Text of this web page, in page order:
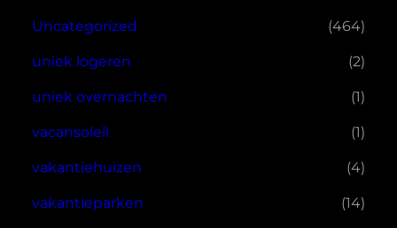
Uncategorized (464)
uniek logeren (2)
uniek overnachten (1)
vacansoleil (1)
vakantiehuizen (4)
vakantieparken (14)